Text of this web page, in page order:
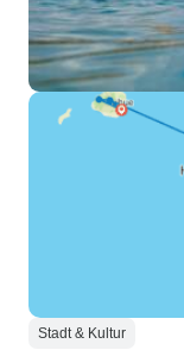
Stadt & Kultur